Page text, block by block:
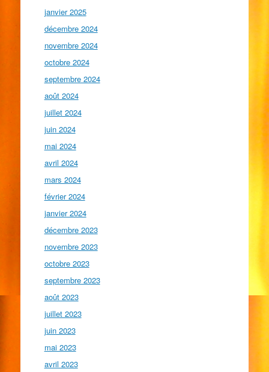
janvier 2025
décembre 2024
novembre 2024
octobre 2024
septembre 2024
août 2024
juillet 2024
juin 2024
mai 2024
avril 2024
mars 2024
février 2024
janvier 2024
décembre 2023
novembre 2023
octobre 2023
septembre 2023
août 2023
juillet 2023
juin 2023
mai 2023
avril 2023